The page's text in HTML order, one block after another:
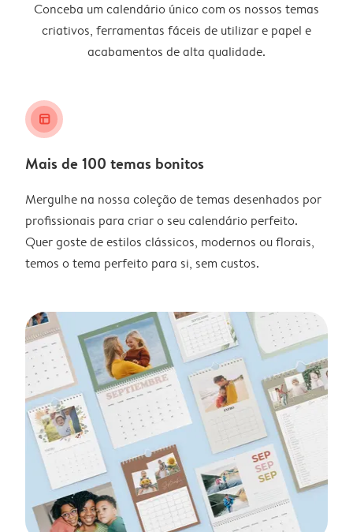
Conceba um calendário único com os nossos temas
criativos, ferramentas fáceis de utilizar e papel e
acabamentos de alta qualidade.
layout_alt
Mais de 100 temas bonitos
Mergulhe na nossa coleção de temas desenhados por
profissionais para criar o seu calendário perfeito.
Quer goste de estilos clássicos, modernos ou florais,
temos o tema perfeito para si, sem custos.